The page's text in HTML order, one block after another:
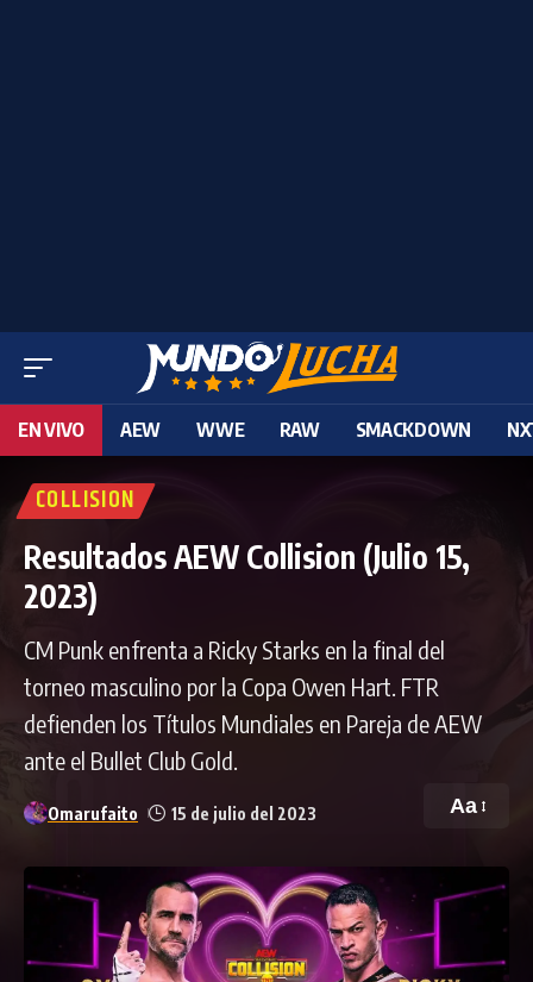
EN VIVO AEW WWE RAW SMACKDOWN
COLLISION
Resultados AEW Collision (Julio 15,
2023)
CM Punk enfrenta a Ricky Starks en la final del
torneo masculino por la Copa Owen Hart. FTR
defienden los Títulos Mundiales en Pareja de AEW
ante el Bullet Club Gold.
Omarufaito 15 de julio del 2023 Aa